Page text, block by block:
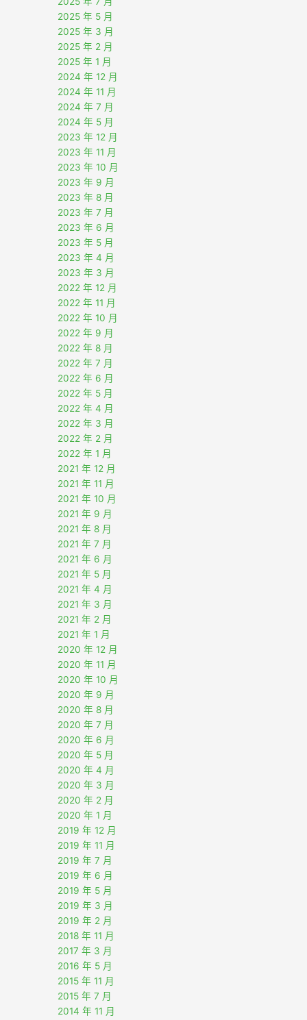
2025 年 5 月
2025 年 3 月
2025 年 2 月
2025 年 1 月
2024 年 12 月
2024 年 11 月
2024 年 7 月
2024 年 5 月
2023 年 12 月
2023 年 11 月
2023 年 10 月
2023 年 9 月
2023 年 8 月
2023 年 7 月
2023 年 6 月
2023 年 5 月
2023 年 4 月
2023 年 3 月
2022 年 12 月
2022 年 11 月
2022 年 10 月
2022 年 9 月
2022 年 8 月
2022 年 7 月
2022 年 6 月
2022 年 5 月
2022 年 4 月
2022 年 3 月
2022 年 2 月
2022 年 1 月
2021 年 12 月
2021 年 11 月
2021 年 10 月
2021 年 9 月
2021 年 8 月
2021 年 7 月
2021 年 6 月
2021 年 5 月
2021 年 4 月
2021 年 3 月
2021 年 2 月
2021 年 1 月
2020 年 12 月
2020 年 11 月
2020 年 10 月
2020 年 9 月
2020 年 8 月
2020 年 7 月
2020 年 6 月
2020 年 5 月
2020 年 4 月
2020 年 3 月
2020 年 2 月
2020 年 1 月
2019 年 12 月
2019 年 11 月
2019 年 7 月
2019 年 6 月
2019 年 5 月
2019 年 3 月
2019 年 2 月
2018 年 11 月
2017 年 3 月
2016 年 5 月
2015 年 11 月
2015 年 7 月
2014 年 11 月